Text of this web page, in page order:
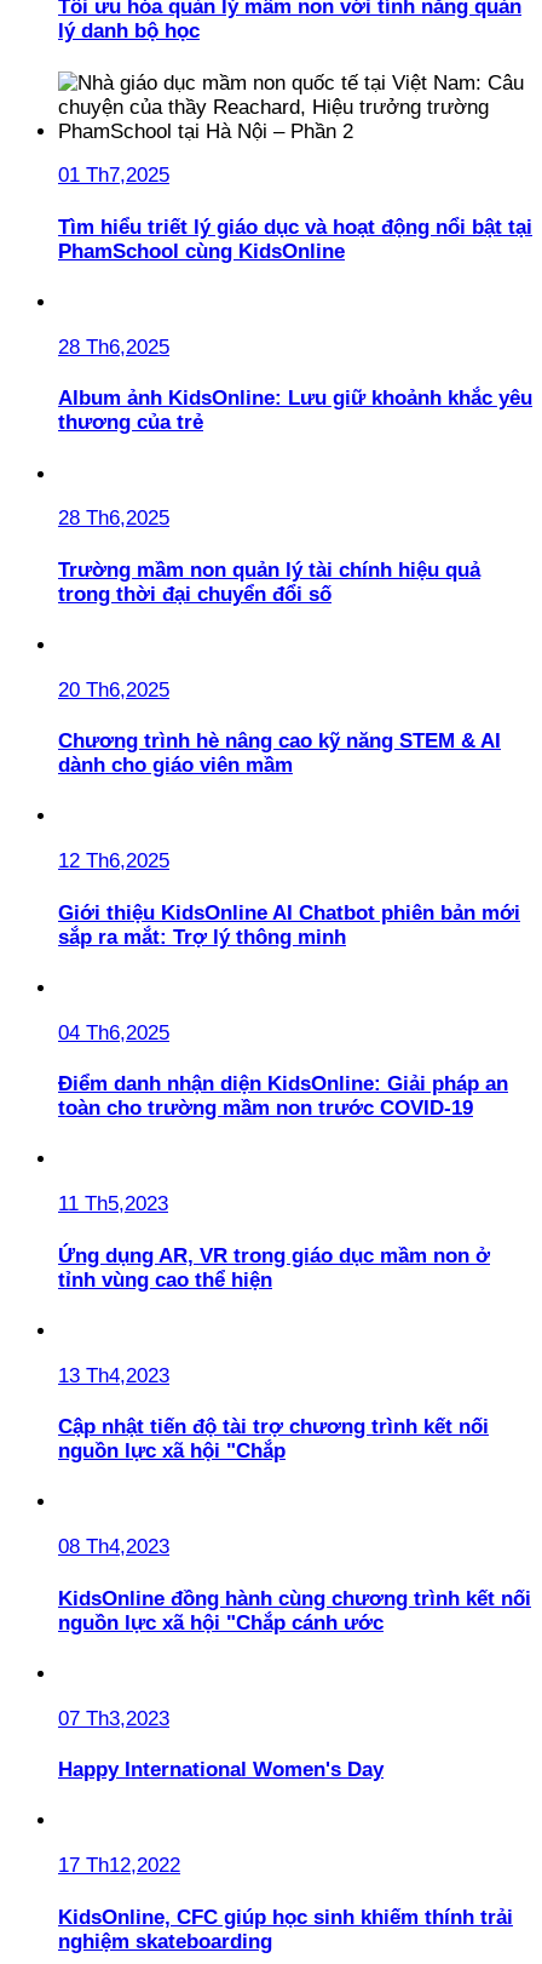
Tối ưu hóa quản lý mầm non với tính năng quản
lý danh bộ học
01 Th7,2025
Tìm hiểu triết lý giáo dục và hoạt động nổi bật tại
PhamSchool cùng KidsOnline
28 Th6,2025
Album ảnh KidsOnline: Lưu giữ khoảnh khắc yêu
thương của trẻ
28 Th6,2025
Trường mầm non quản lý tài chính hiệu quả
trong thời đại chuyển đổi số
20 Th6,2025
Chương trình hè nâng cao kỹ năng STEM & AI
dành cho giáo viên mầm
12 Th6,2025
Giới thiệu KidsOnline AI Chatbot phiên bản mới
sắp ra mắt: Trợ lý thông minh
04 Th6,2025
Điểm danh nhận diện KidsOnline: Giải pháp an
toàn cho trường mầm non trước COVID-19
11 Th5,2023
Ứng dụng AR, VR trong giáo dục mầm non ở
tỉnh vùng cao thể hiện
13 Th4,2023
Cập nhật tiến độ tài trợ chương trình kết nối
nguồn lực xã hội "Chắp
08 Th4,2023
KidsOnline đồng hành cùng chương trình kết nối
nguồn lực xã hội "Chắp cánh ước
07 Th3,2023
Happy International Women's Day
17 Th12,2022
KidsOnline, CFC giúp học sinh khiếm thính trải
nghiệm skateboarding